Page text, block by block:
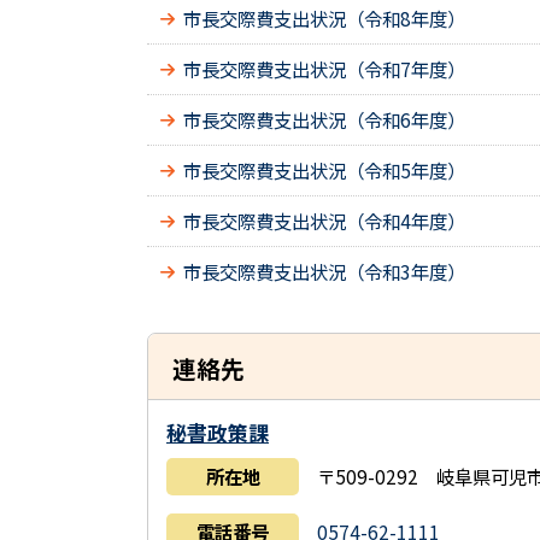
市長交際費支出状況（令和8年度）
市長交際費支出状況（令和7年度）
市長交際費支出状況（令和6年度）
市長交際費支出状況（令和5年度）
市長交際費支出状況（令和4年度）
市長交際費支出状況（令和3年度）
連絡先
秘書政策課
所在地 〒509-0292 岐阜県可児
電話番号 0574-62-1111